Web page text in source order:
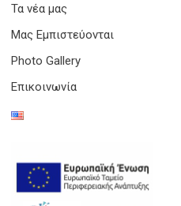
Τα νέα μας
Μας Εμπιστεύονται
Photo Gallery
Επικοινωνία